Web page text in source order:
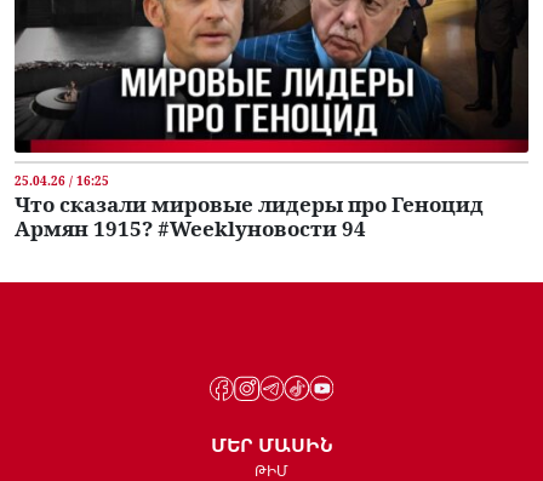
25.04.26 / 16:25
Что сказали мировые лидеры про Геноцид
Армян 1915? #Weeklyновости 94
ՄԵՐ ՄԱՍԻՆ
ԹԻՄ